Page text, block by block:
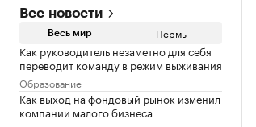
Все новости
Весь мир Пермь
Как руководитель незаметно для себя
переводит команду в режим выживания
Образование
Как выход на фондовый рынок изменил
компании малого бизнеса